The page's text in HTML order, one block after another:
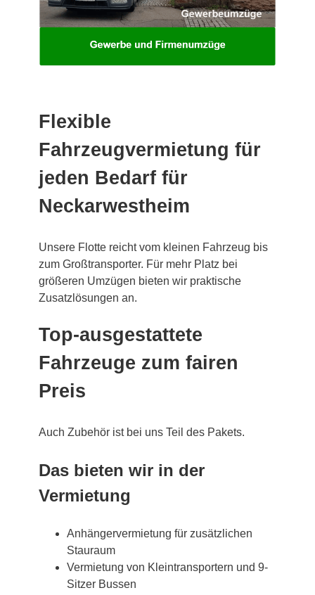
Flexible
Fahrzeugvermietung für
jeden Bedarf für
Neckarwestheim
Unsere Flotte reicht vom kleinen Fahrzeug bis
zum Großtransporter. Für mehr Platz bei
größeren Umzügen bieten wir praktische
Zusatzlösungen an.
Top-ausgestattete
Fahrzeuge zum fairen
Preis
Auch Zubehör ist bei uns Teil des Pakets.
Das bieten wir in der
Vermietung
Anhängervermietung für zusätzlichen
Stauraum
Vermietung von Kleintransportern und 9-
Sitzer Bussen